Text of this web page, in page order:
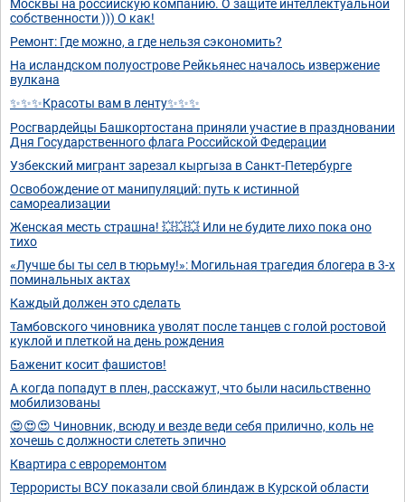
Москвы на российскую компанию. О защите интеллектуальной
собственности ))) О как!
Ремонт: Где можно, а где нельзя сэкономить?
На исландском полуострове Рейкьянес началось извержение
вулкана
✨✨✨Красоты вам в ленту✨✨✨
Росгвардейцы Башкортостана приняли участие в праздновании
Дня Государственного флага Российской Федерации
Узбекский мигрант зарезал кыргыза в Санкт-Петербурге
Освобождение от манипуляций: путь к истинной
самореализации
Женская месть страшна! 💥💥💥 Или не будите лихо пока оно
тихо
«Лучше бы ты сел в тюрьму!»: Могильная трагедия блогера в 3-х
поминальных актах
Каждый должен это сделать
Тамбовского чиновника уволят после танцев с голой ростовой
куклой и плеткой на день рождения
Баженит косит фашистов!
А когда попадут в плен, расскажут, что были насильственно
мобилизованы
😍😍😍 Чиновник, всюду и везде веди себя прилично, коль не
хочешь с должности слететь эпично
Квартира с евроремонтом
Террористы ВСУ показали свой блиндаж в Курской области